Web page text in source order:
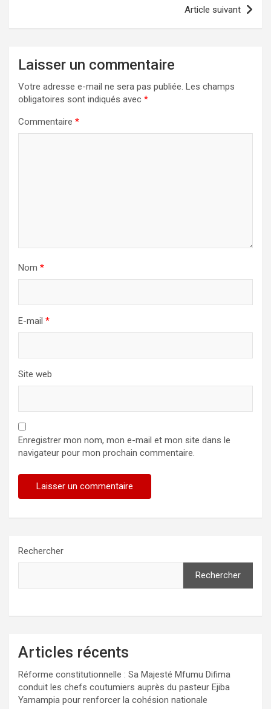
Article suivant
Laisser un commentaire
Votre adresse e-mail ne sera pas publiée. Les champs
obligatoires sont indiqués avec *
Commentaire *
Nom *
E-mail *
Site web
Enregistrer mon nom, mon e-mail et mon site dans le
navigateur pour mon prochain commentaire.
Rechercher
Rechercher
Articles récents
Réforme constitutionnelle : Sa Majesté Mfumu Difima
conduit les chefs coutumiers auprès du pasteur Ejiba
Yamampia pour renforcer la cohésion nationale